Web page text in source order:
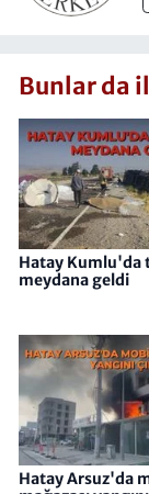
Bunlar da
Hatay Kumlu'da
meydana geldi
Hatay Arsuz'da